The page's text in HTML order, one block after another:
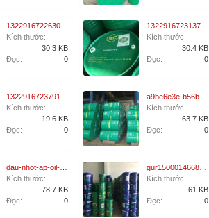
Kích thước:
30.3 KB
Đọc:
0
Kích thước:
30.4 KB
Đọc:
0
Kích thước:
19.6 KB
Đọc:
0
Kích thước:
63.7 KB
Đọc:
0
Kích thước:
78.7 KB
Đọc:
0
Kích thước:
61 KB
Đọc:
0